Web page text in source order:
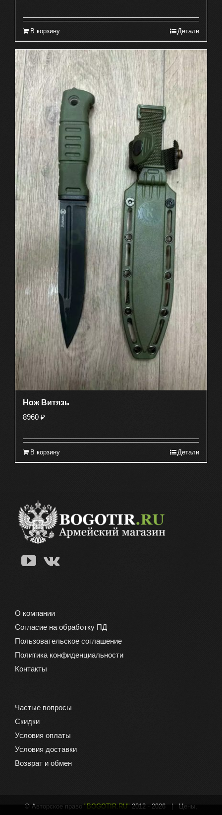
В корзину Детали
Нож Витязь
8960 ₽
В корзину Детали
О компании
Согласие на обработку ПД
Пользовательское соглашение
Политика конфиденциальности
Контакты
Частые вопросы
Скидки
Условия оплаты
Условия доставки
Возврат и обмен
© Авторское право "BOGOTIR.RU" 2012 - 2026 | Цены,